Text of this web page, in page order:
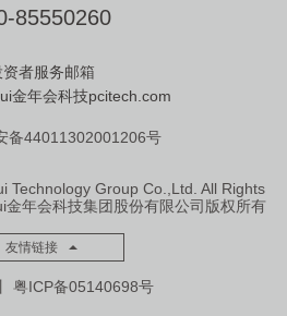
85550260
资者服务邮箱
金年会科技pcitech.com
备44011302001206号
Technology Group Co.,Ltd. All Rights
年会科技集团股份有限公司版权所有
友情链接
丨 粤ICP备05140698号